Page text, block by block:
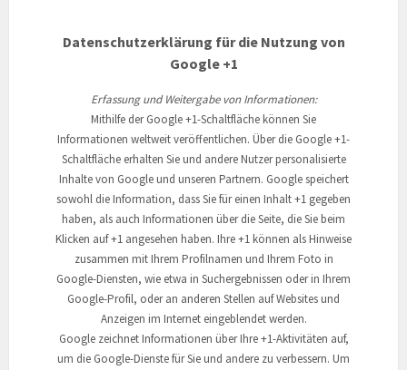
Datenschutzerklärung für die Nutzung von
Google +1
Erfassung und Weitergabe von Informationen:
Mithilfe der Google +1-Schaltfläche können Sie
Informationen weltweit veröffentlichen. Über die Google +1-
Schaltfläche erhalten Sie und andere Nutzer personalisierte
Inhalte von Google und unseren Partnern. Google speichert
sowohl die Information, dass Sie für einen Inhalt +1 gegeben
haben, als auch Informationen über die Seite, die Sie beim
Klicken auf +1 angesehen haben. Ihre +1 können als Hinweise
zusammen mit Ihrem Profilnamen und Ihrem Foto in
Google-Diensten, wie etwa in Suchergebnissen oder in Ihrem
Google-Profil, oder an anderen Stellen auf Websites und
Anzeigen im Internet eingeblendet werden.
Google zeichnet Informationen über Ihre +1-Aktivitäten auf,
um die Google-Dienste für Sie und andere zu verbessern. Um